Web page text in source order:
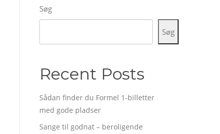
Søg
Søg
Recent Posts
Sådan finder du Formel 1-billetter
med gode pladser
Sange til godnat – beroligende